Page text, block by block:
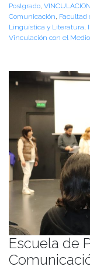
Postgrado, VINCULACION
Comunicación, Facultad
Lingüística y Literatura,
Vinculación con el Medio
Escuela de